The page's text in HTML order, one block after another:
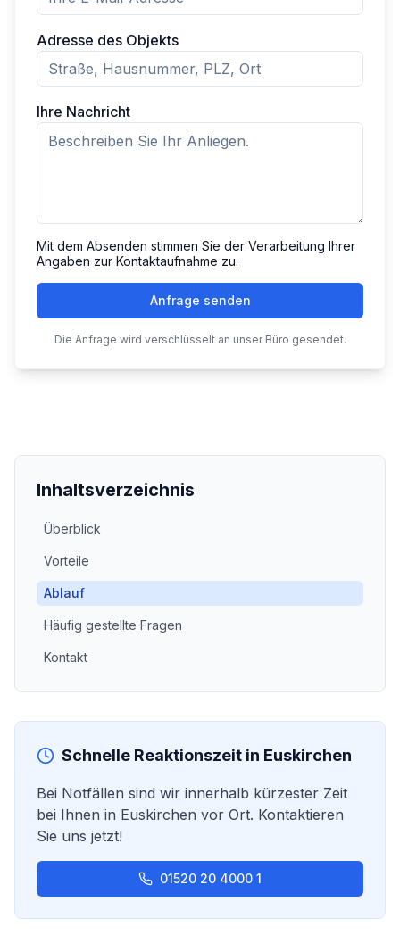
Inhaltsverzeichnis
Überblick
Vorteile
Ablauf
Häufig gestellte Fragen
Kontakt
Schnelle Reaktionszeit in Euskirchen
Bei Notfällen sind wir innerhalb kürzester Zeit
bei Ihnen in Euskirchen vor Ort. Kontaktieren
Sie uns jetzt!
01520 20 4000 1
Adresse des Objekts
Ihre Nachricht
Mit dem Absenden stimmen Sie der Verarbeitung Ihrer
Angaben zur Kontaktaufnahme zu.
Anfrage senden
Die Anfrage wird verschlüsselt an unser Büro gesendet.